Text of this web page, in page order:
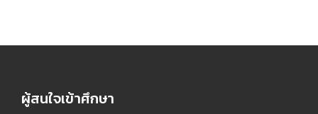
ผู้สนใจเข้าศึกษา